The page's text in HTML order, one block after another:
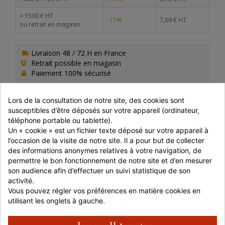
> 1500 € HT
ou retrait en magasin
-15% 7,69 € HT
Livraison 48 / 72 H en France
Retrait possible en magasin
Paiement 100% sécurisé
PRÉPARATION
A conserver à l'abri de la lumière, de la chaleur et de
l'humidité et à consommer de préférence dans les 3
mois après ouverture.
COMPOSITION
Paprika Fume, Fruit séché de la plante Capsicum annuum
Lors de la consultation de notre site, des cookies sont
susceptibles d’être déposés sur votre appareil (ordinateur,
téléphone portable ou tablette).
Un « cookie » est un fichier texte déposé sur votre appareil à
l’occasion de la visite de notre site. Il a pour but de collecter
des informations anonymes relatives à votre navigation, de
permettre le bon fonctionnement de notre site et d’en mesurer
son audience afin d’effectuer un suivi statistique de son
activité.
Vous pouvez régler vos préférences en matière cookies en
utilisant les onglets à gauche.